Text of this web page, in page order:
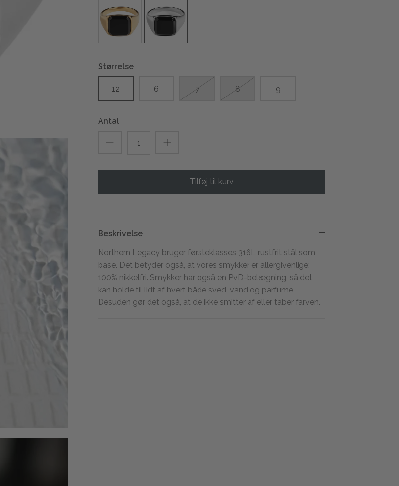
Størrelse
12 6 7 8 9
Antal
Tilføj til kurv
Beskrivelse
Northern Legacy bruger førsteklasses 316L rustfrit stål som
base. Det betyder også, at vores smykker er allergivenlige:
100% nikkelfri. Smykker har også en PvD-belægning, så det
kan holde til lidt af hvert både sved, vand og parfume.
Desuden gør det også, at de ikke smitter af eller taber farven.